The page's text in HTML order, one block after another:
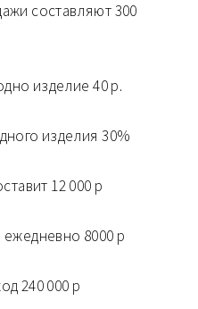
составляют 300
изделие 40 р.
изделия 30%
12 000 р
8000 р
240 000 р